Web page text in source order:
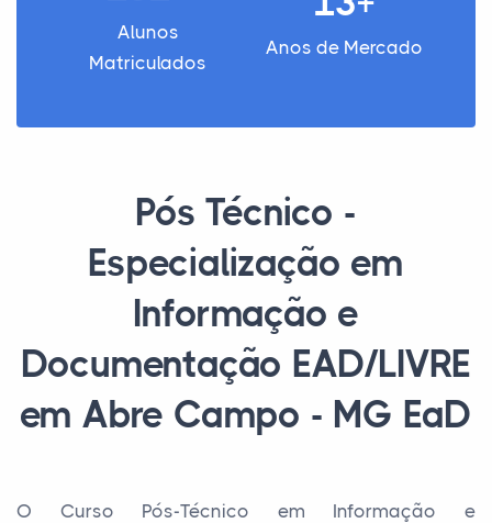
Alunos
Matriculados
Anos de Mercado
Pós Técnico -
Especialização em
Informação e
Documentação EAD/LIVRE
em Abre Campo - MG EaD
O Curso Pós-Técnico em Informação e